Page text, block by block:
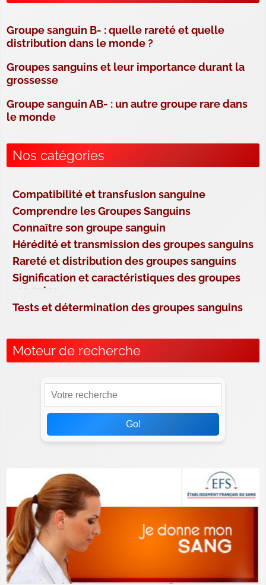
Groupe sanguin B- : quelle rareté et quelle
distribution dans le monde ?
Groupes sanguins et leur importance durant la
grossesse
Groupe sanguin AB- : un autre groupe rare dans
le monde
Nos catégories
Compatibilité et transfusion sanguine
Comprendre les Groupes Sanguins
Connaître son groupe sanguin
Hérédité et transmission des groupes sanguins
Rareté et distribution des groupes sanguins
Signification et caractéristiques des groupes
sanguins
Tests et détermination des groupes sanguins
Moteur de recherche
Go!